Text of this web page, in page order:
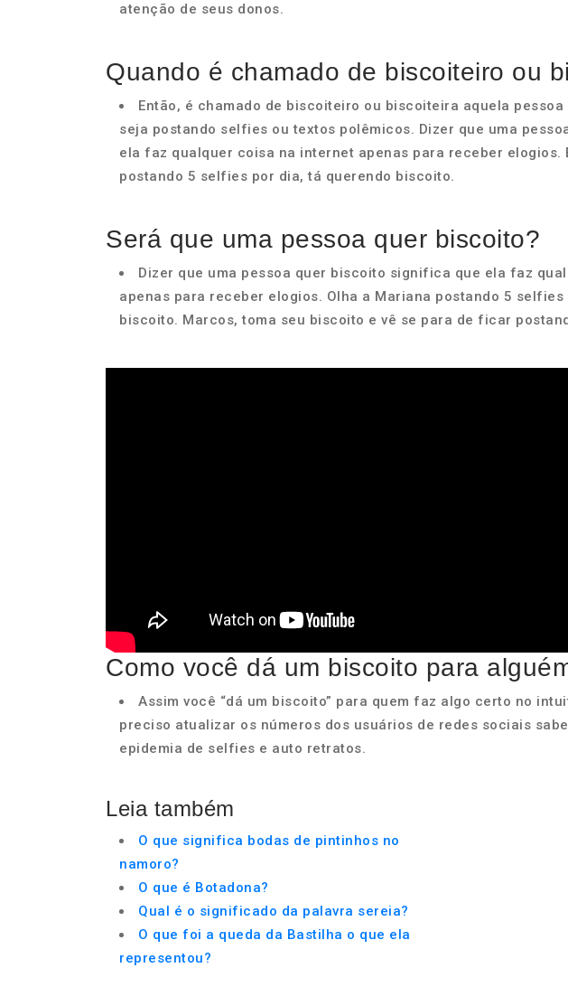
atenção de seus donos.
Quando é chamado de biscoiteiro ou
Então, é chamado de biscoiteiro ou biscoiteira aquela
seja postando selfies ou textos polêmicos. Dizer que uma
ela faz qualquer coisa na internet apenas para receber elogios.
postando 5 selfies por dia, tá querendo biscoito.
Será que uma pessoa quer biscoito?
Dizer que uma pessoa quer biscoito significa que ela faz
apenas para receber elogios. Olha a Mariana postando 5
biscoito. Marcos, toma seu biscoito e vê se para de ficar
Como você dá um biscoito para
Assim você “dá um biscoito” para quem faz algo certo no
preciso atualizar os números dos usuários de redes sociais
epidemia de selfies e auto retratos.
Leia também
O que significa bodas de pintinhos no
namoro?
O que é Botadona?
Qual é o significado da palavra sereia?
O que foi a queda da Bastilha o que ela
representou?